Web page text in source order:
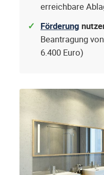
erreichbare
Förderung
Beantragung
6.400 Euro)